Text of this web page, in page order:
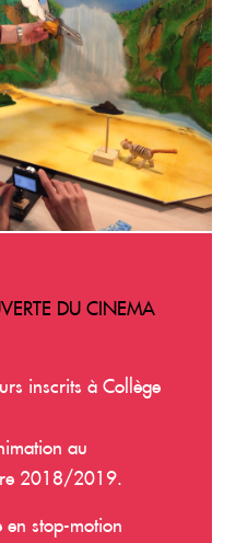
DU CINEMA
inscrits à Collège
au
2018/2019.
en stop-motion